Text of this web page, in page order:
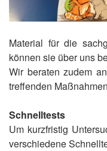
Material für die
können sie über uns
Wir beraten zudem
treffenden
Schnelltests
Um kurzfristig
verschiedene